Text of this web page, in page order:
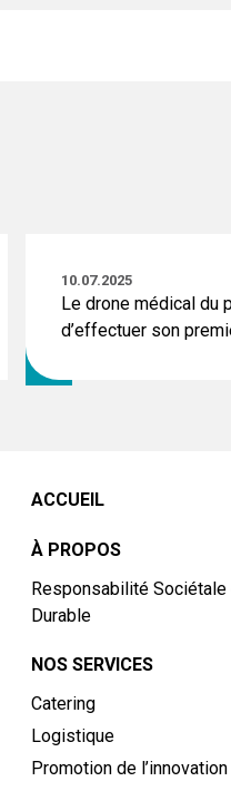
10.07.2025
Le drone médical du
d’effectuer son
ACCUEIL
À PROPOS
Responsabilité
Durable
NOS SERVICES
Catering
Logistique
Promotion de